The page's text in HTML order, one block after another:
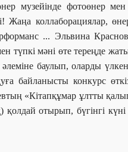
музейінде фотоөнер мен
коллаборациялар,
... Эльвина
түпкі мәні өте тереңде
баулып, оларды
байланысты конкурс
«Кітапқұмар ұлтты
отырып, бүгінгі күні